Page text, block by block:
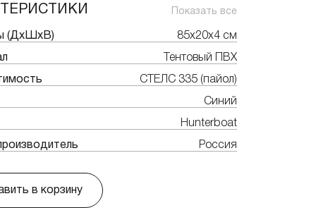
Показать все
(ДхШхВ) 85х20х4 см
Тентовый ПВХ
СТЕЛС 335 (пайол)
Синий
Hunterboat
Россия
в корзину